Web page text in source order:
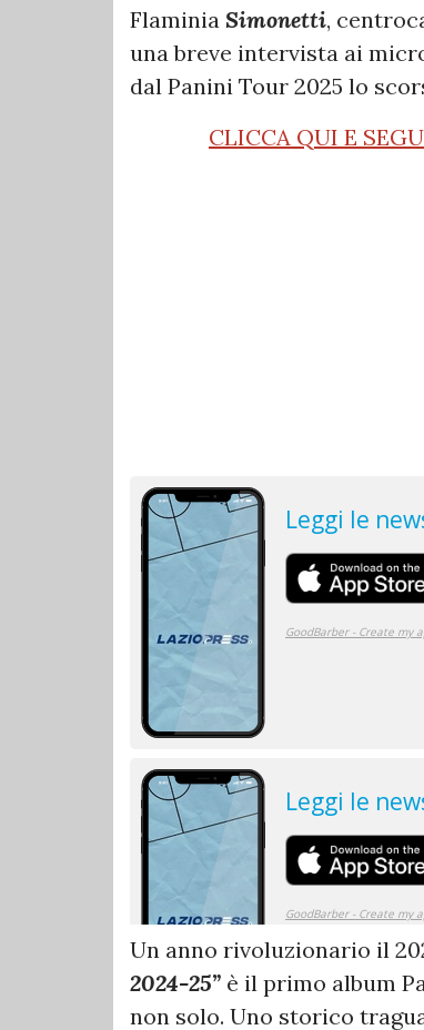
Flaminia Simonetti,
una breve intervista ai
dal Panini Tour 2025 lo
CLICCA QUI E
Un anno rivoluzionario il
2024-25” è il primo album
non solo. Uno storico